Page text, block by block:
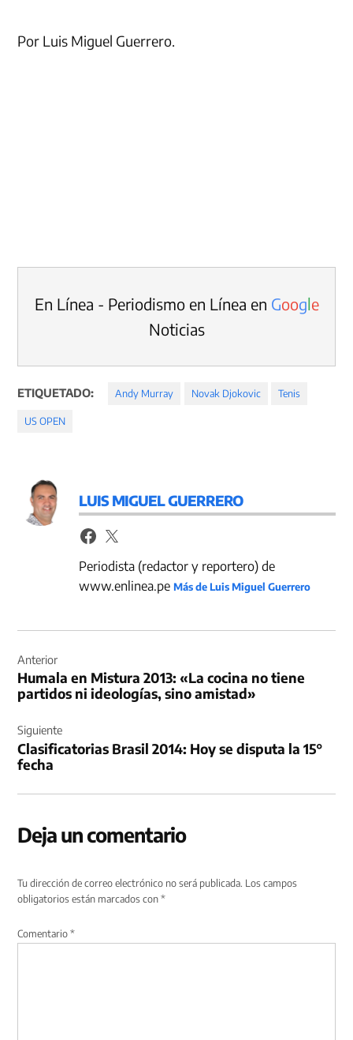
Por Luis Miguel Guerrero.
En Línea - Periodismo en Línea en Google
Noticias
ETIQUETADO: Andy Murray Novak Djokovic Tenis
US OPEN
LUIS MIGUEL GUERRERO
Periodista (redactor y reportero) de
www.enlinea.peMás de Luis Miguel Guerrero
de
entradas
Anterior
Humala en Mistura 2013: «La cocina no tiene
partidos ni ideologías, sino amistad»
Siguiente
Clasificatorias Brasil 2014: Hoy se disputa la 15°
fecha
Deja un comentario
Tu dirección de correo electrónico no será publicada. Los campos
obligatorios están marcados con*
Comentario*